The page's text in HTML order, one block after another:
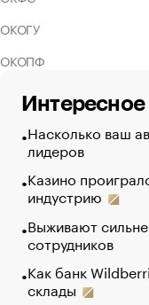
ОКОГУ
ОКОПФ
Насколько ваш
лидеров
Казино
индустрию
Выживают
сотрудников
Как банк
склады